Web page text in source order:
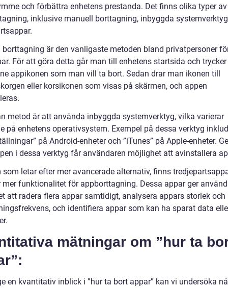
och förbättra enhetens prestanda. Det finns olika typer av
inklusive manuell borttagning, inbyggda
borttagning är den vanligaste metoden bland privatpersoner
För att göra detta går man till enhetens startsida och
appikonen som man vill ta bort. Sedan drar man ikonen till
eller korsikonen som visas på skärmen, och appen
metod är att använda inbyggda systemverktyg, vilka varierar
på enhetens operativsystem. Exempel på dessa verktyg
på Android-enheter och ”iTunes” på Apple-enheter.
i dessa verktyg får användaren möjlighet att avinstallera
som letar efter mer avancerade alternativ, finns
mer funktionalitet för appborttagning. Dessa appar ger
att radera flera appar samtidigt, analysera appars storlek och
och identifiera appar som kan ha sparat data
mätningar om ”hur ta
en kvantitativ inblick i ”hur ta bort appar” kan vi undersöka